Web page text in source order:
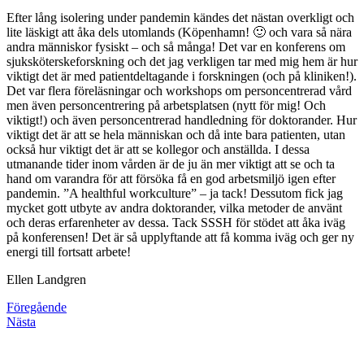
Efter lång isolering under pandemin kändes det nästan overkligt och
lite läskigt att åka dels utomlands (Köpenhamn! 🙂 och vara så nära
andra människor fysiskt – och så många! Det var en konferens om
sjuksköterskeforskning och det jag verkligen tar med mig hem är hur
viktigt det är med patientdeltagande i forskningen (och på kliniken!).
Det var flera föreläsningar och workshops om personcentrerad vård
men även personcentrering på arbetsplatsen (nytt för mig! Och
viktigt!) och även personcentrerad handledning för doktorander. Hur
viktigt det är att se hela människan och då inte bara patienten, utan
också hur viktigt det är att se kollegor och anställda. I dessa
utmanande tider inom vården är de ju än mer viktigt att se och ta
hand om varandra för att försöka få en god arbetsmiljö igen efter
pandemin. ”A healthful workculture” – ja tack! Dessutom fick jag
mycket gott utbyte av andra doktorander, vilka metoder de använt
och deras erfarenheter av dessa. Tack SSSH för stödet att åka iväg
på konferensen! Det är så upplyftande att få komma iväg och ger ny
energi till fortsatt arbete!
Ellen Landgren
Föregående
Nästa